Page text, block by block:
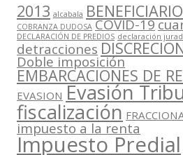
2013 alcabala
COBRANZA DUDOSA COVID-19
DECLARACIÓN DE PREDIOS declaración
detracciones
Doble imposición
EMBARCACIONES DE
EVASION Evasión
fiscalización
impuesto a la renta
Impuesto Predial